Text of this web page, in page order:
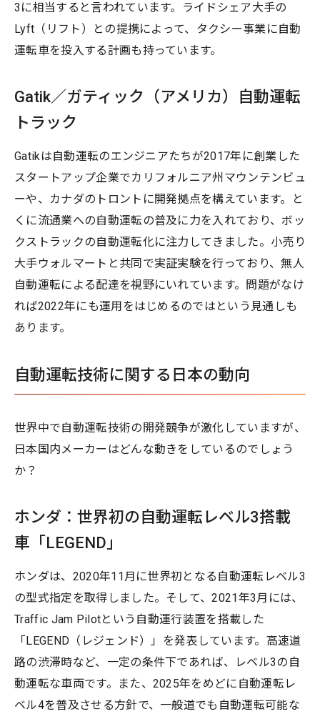
3に相当すると言われています。ライドシェア大手の
Lyft（リフト）との提携によって、タクシー事業に自動
運転車を投入する計画も持っています。
Gatik／ガティック（アメリカ）自動運転
トラック
Gatikは自動運転のエンジニアたちが2017年に創業した
スタートアップ企業でカリフォルニア州マウンテンビュ
ーや、カナダのトロントに開発拠点を構えています。と
くに流通業への自動運転の普及に力を入れており、ボッ
クストラックの自動運転化に注力してきました。小売り
大手ウォルマートと共同で実証実験を行っており、無人
自動運転による配達を視野にいれています。問題がなけ
れば2022年にも運用をはじめるのではという見通しも
あります。
自動運転技術に関する日本の動向
世界中で自動運転技術の開発競争が激化していますが、
日本国内メーカーはどんな動きをしているのでしょう
か？
ホンダ：世界初の自動運転レベル3搭載
車「LEGEND」
ホンダは、2020年11月に世界初となる自動運転レベル3
の型式指定を取得しました。そして、2021年3月には、
Traffic Jam Pilotという自動運行装置を搭載した
「LEGEND（レジェンド）」を発表しています。高速道
路の渋滞時など、一定の条件下であれば、レベル3の自
動運転な車両です。また、2025年をめどに自動運転レ
ベル4を普及させる方針で、一般道でも自動運転可能な